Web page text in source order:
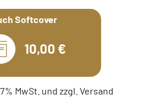
Softcover
10,00 €
MwSt. und zzgl. Versand